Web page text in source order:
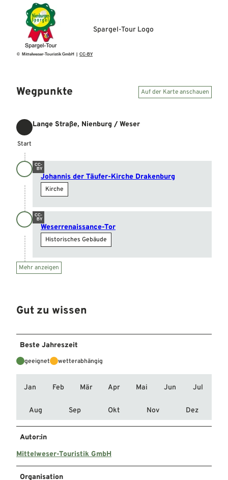
© Mittelweser-Touristik GmbH | CC-BY
Spargel-Tour Logo
Wegpunkte Auf der Karte anschauen
Start
Start
Lange Straße, Nienburg / Weser
CC-
BY
Johannis der Täufer-Kirche Drakenburg
Kirche
CC-
BY
Weserrenaissance-Tor
Historisches Gebäude
Mehr anzeigen
Gut zu wissen
Beste Jahreszeit
geeignet wetterabhängig
Jan Feb Mär Apr Mai Jun Jul
Aug Sep Okt Nov Dez
Autor:in
Mittelweser-Touristik GmbH
Organisation